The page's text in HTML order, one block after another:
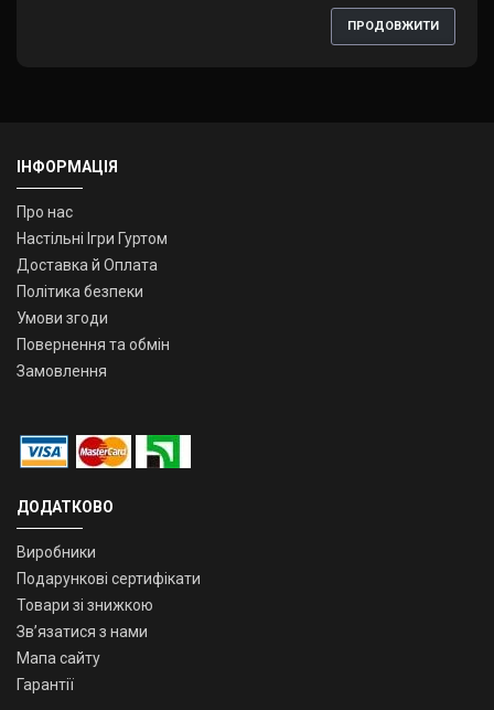
ПРОДОВЖИТИ
ІНФОРМАЦІЯ
Про нас
Настільні Ігри Гуртом
Доставка й Оплата
Політика безпеки
Умови згоди
Повернення та обмін
Замовлення
ДОДАТКОВО
Виробники
Подарункові сертифікати
Товари зі знижкою
Зв’язатися з нами
Мапа сайту
Гарантії